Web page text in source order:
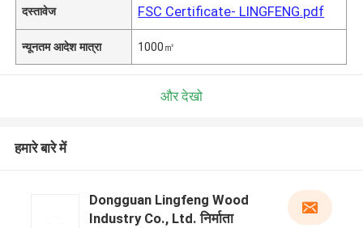
दस्तावेज FSC Certificate- LINGFENG.pdf
न्यूनतम आदेश मात्रा 1000㎡
और देखो
हमारे बारे में
Dongguan Lingfeng Wood
Industry Co., Ltd. निर्माता